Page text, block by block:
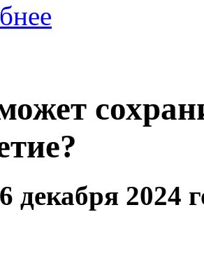
декабря 2024